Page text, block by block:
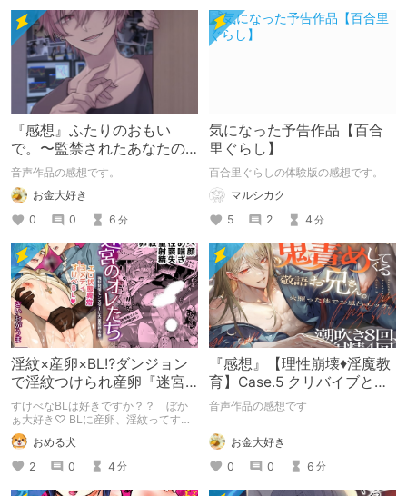
『感想』ふたりのおもい
で。〜監禁されたあなたの
末路〜【がるまに限定特典
付き】
音声作品の感想です。
お金大好き
0
0 6 分
気になった予告作品【百合
里ぐらし】
百合里ぐらしの体験版の感想です。
マルシカク
5
2 4 分
淫紋×産卵×BL⁉ダンジョン
で淫紋つけられ産卵『迷宮
のオレたち～強○発情モンス
ターと大量産卵の巻～』
すけべなBLは好きですか？？ ぼか
ぁ大好き♡ BLに産卵、淫紋ってすけ
べなBLを読みたい人の性癖に突き刺
さりまくるのでは？ そんなBLが読み
たい方におすすめの『迷宮のオレたち
～強○発情モンスターと大量産卵の巻
～』の感想です。
おめる犬
2
0 4 分
『感想』【理性崩壊♦️淫魔教
育】Case.5 クリバイブとデ
ィルドで鬼責めしてくる敬
音声作品の感想です
お金大好き
0
0 6 分